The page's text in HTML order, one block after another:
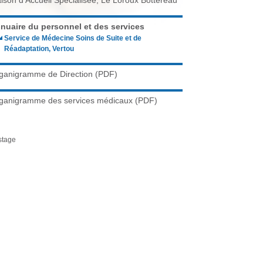
h
e
r
c
h
e
du personnel et des services
Service de Médecine Soins de Suite et de
Réadaptation, Vertou
de Direction (PDF)
des services médicaux (PDF)